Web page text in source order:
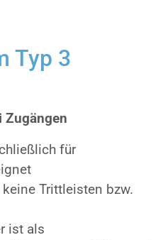
Typ 3
Zugängen
für
Trittleisten bzw.
ist als